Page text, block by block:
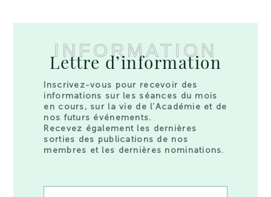
INFORMATION
Lettre d’information
Inscrivez-vous pour recevoir des
informations sur les séances du mois
en cours, sur la vie de l’Académie et de
nos futurs événements.
Recevez également les dernières
sorties des publications de nos
membres et les dernières nominations.